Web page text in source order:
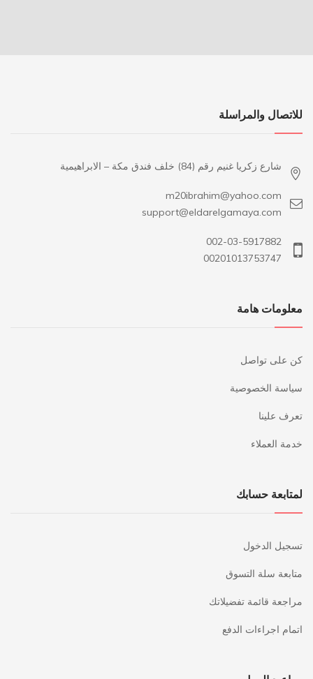
للاتصال والمراسلة
شارع زكريا غنيم رقم (84) خلف فندق مكة – الابراهيمية
m20ibrahim@yahoo.com
support@eldarelgamaya.com
002-03-5917882
00201013753747
معلومات هامة
كن على تواصل
سياسة الخصوصية
تعرف علينا
خدمة العملاء
لمتابعة حسابك
تسجيل الدخول
متابعة سلة التسوق
مراجعة قائمة تفضيلاتك
اتمام اجراءات الدفع